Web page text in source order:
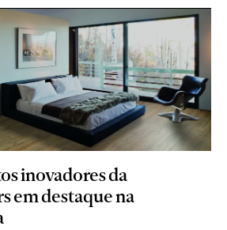
inovadores da
em destaque na